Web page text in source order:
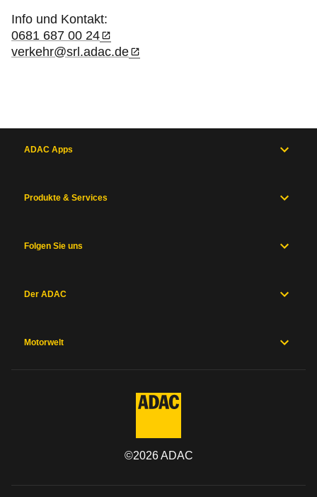
Info und Kontakt:
0681 687 00 24
verkehr@srl.adac.de
ADAC Apps
Produkte & Services
Folgen Sie uns
Der ADAC
Motorwelt
©2026ADAC